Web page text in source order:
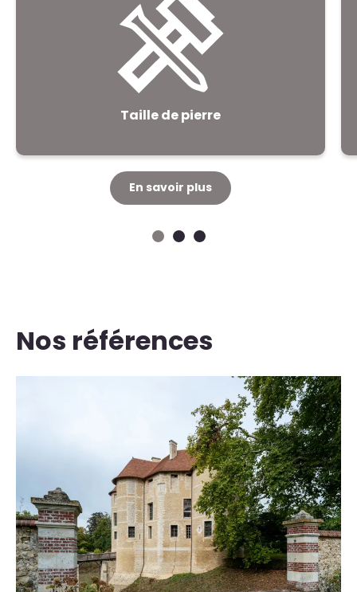
Taille de pierre
En savoir plus
Nos références